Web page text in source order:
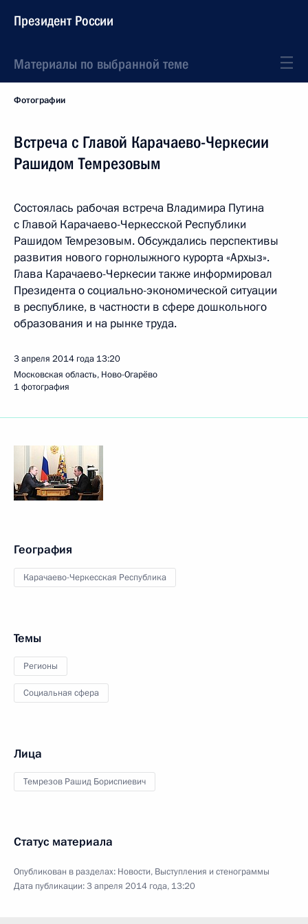
Президент России
Материалы по выбранной теме
Фотографии
Встреча с Главой Карачаево-Черкесии
Рашидом Темрезовым
Состоялась рабочая встреча Владимира Путина
с Главой Карачаево-Черкесской Республики
Рашидом Темрезовым. Обсуждались перспективы
развития нового горнолыжного курорта «Архыз».
Глава Карачаево-Черкесии также информировал
Президента о социально-экономической ситуации
в республике, в частности в сфере дошкольного
образования и на рынке труда.
3 апреля 2014 года 13:20
Московская область, Ново-Огарёво
1 фотография
География
Карачаево-Черкесская Республика
Темы
Регионы
Социальная сфера
Лица
Темрезов Рашид Бориспиевич
Статус материала
Опубликован в разделах: Новости, Выступления и стенограммы
Дата публикации:3 апреля 2014 года, 13:20